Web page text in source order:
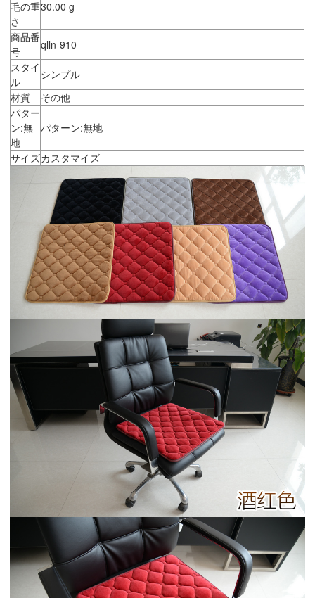
毛の重
さ
30.00 g
商品番
号
qlln-910
スタイ
ル
シンプル
材質
その他
パター
ン:無
地
パターン:無地
サイズカスタマイズ